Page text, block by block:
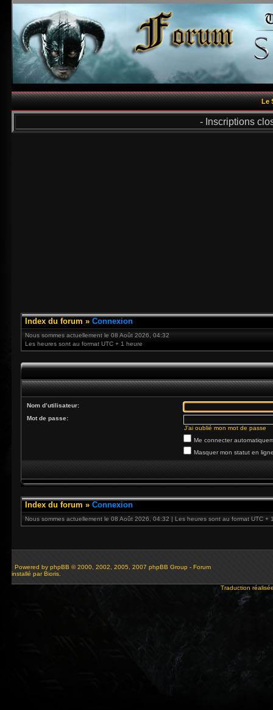
Le
- Inscriptions
Index du forum » Connexion
Nous sommes actuellement le 08 Août 2026, 04:32
Les heures sont au format UTC + 1 heure
Nom d’utilisateur:
Mot de passe:
J’ai oublié mon mot de passe
Me connecter
Masquer mon statut en
Index du forum » Connexion
Nous sommes actuellement le 08 Août 2026, 04:32 | Les heures sont au format UTC +
Powered by phpBB © 2000, 2002, 2005, 2007 phpBB Group - Forum
installé par Bioris.
Traduction